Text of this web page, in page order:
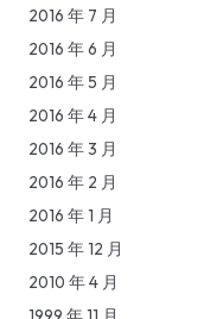
2016 年 7 月
2016 年 6 月
2016 年 5 月
2016 年 4 月
2016 年 3 月
2016 年 2 月
2016 年 1 月
2015 年 12 月
2010 年 4 月